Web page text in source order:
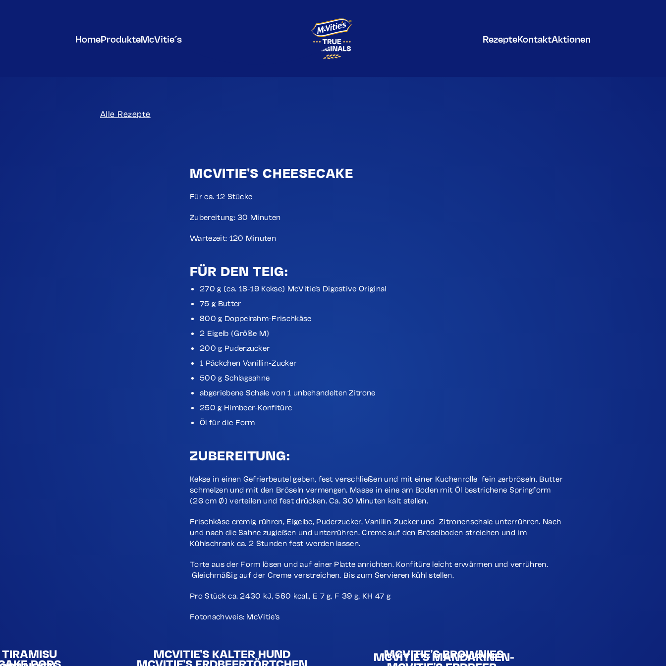
HomeProdukteMcVitie´s RezepteKontaktAktionen
Alle Rezepte
MCVITIE'S CHEESECAKE
Für ca. 12 Stücke
Zubereitung: 30 Minuten
Wartezeit: 120 Minuten
FÜR DEN TEIG:
270 g (ca. 18-19 Kekse) McVitie's Digestive Original
75 g Butter
800 g Doppelrahm-Frischkäse
2 Eigelb (Größe M)
200 g Puderzucker
1 Päckchen Vanillin-Zucker
500 g Schlagsahne
abgeriebene Schale von 1 unbehandelten Zitrone
250 g Himbeer-Konfitüre
Öl für die Form
ZUBEREITUNG:
Kekse in einen Gefrierbeutel geben, fest verschließen und mit einer Kuchenrolle fein zerbröseln. Butter
schmelzen und mit den Bröseln vermengen. Masse in eine am Boden mit Öl bestrichene Springform
(26 cm Ø) verteilen und fest drücken. Ca. 30 Minuten kalt stellen.
Frischkäse cremig rühren, Eigelbe, Puderzucker, Vanillin-Zucker und Zitronenschale unterrühren. Nach
und nach die Sahne zugießen und unterrühren. Creme auf den Bröselboden streichen und im
Kühlschrank ca. 2 Stunden fest werden lassen.
Torte aus der Form lösen und auf einer Platte anrichten. Konfitüre leicht erwärmen und verrühren.
Gleichmäßig auf der Creme verstreichen. Bis zum Servieren kühl stellen.
Pro Stück ca. 2430 kJ, 580 kcal., E 7 g, F 39 g, KH 47 g
Fotonachweis: McVitie's
MCVITIE'S KALTER HUND MCVITIE'S BROWNIES
POPS MCVITIE'S ERDBEERTÖRTCHEN
MCVITIE'S MANDARINEN-